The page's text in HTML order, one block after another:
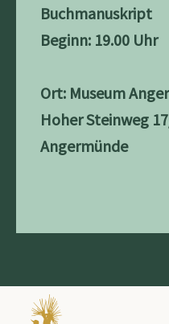
Buchmanuskript
Beginn: 19.00 Uhr
Ort: Museum
Hoher Steinweg
Angermünde